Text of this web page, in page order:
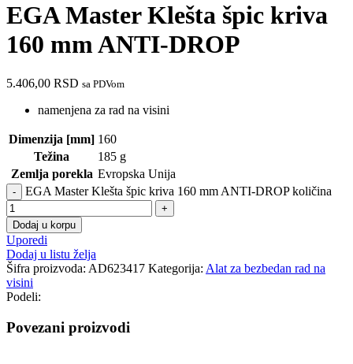
EGA Master Klešta špic kriva
160 mm ANTI-DROP
5.406,00 RSD sa PDVom
namenjena za rad na visini
Dimenzija [mm] 160
Težina
185 g
Zemlja porekla Evropska Unija
EGA Master Klešta špic kriva 160 mm ANTI-DROP količina
Dodaj u korpu
Uporedi
Dodaj u listu želja
Šifra proizvoda: AD623417 Kategorija: Alat za bezbedan rad na
visini
Podeli:
Povezani proizvodi